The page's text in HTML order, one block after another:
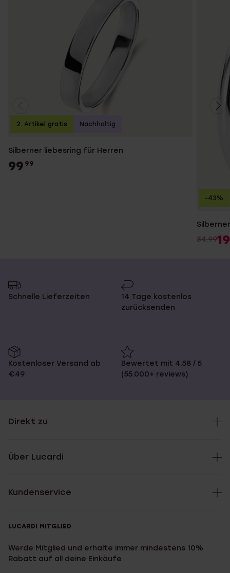
Silberner liebesring für Herren
99 99
2. Artikel gratis Nachhaltig
34.9919
-43%
Schnelle Lieferzeiten
14 Tage kostenlos
zurücksenden
Kostenloser Versand ab
€49
Bewertet mit 4,58 / 5
(55.000+ reviews)
Direkt zu
Über Lucardi
Kundenservice
LUCARDI MITGLIED
Werde Mitglied und erhalte immer mindestens 10%
Rabatt auf all deine Einkäufe